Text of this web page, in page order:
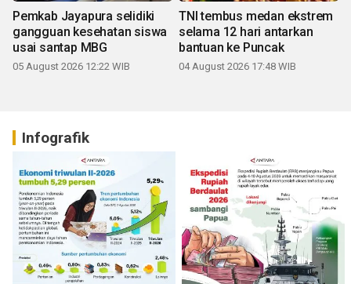
Pemkab Jayapura selidiki
gangguan kesehatan siswa
usai santap MBG
05 August 2026 12:22 WIB
TNI tembus medan ekstrem
selama 12 hari antarkan
bantuan ke Puncak
04 August 2026 17:48 WIB
Infografik